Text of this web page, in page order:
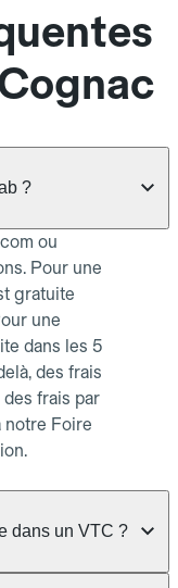
?
ou
Pour une
gratuite
une
dans les 5
des frais
frais par
notre Foire
dans un VTC ?